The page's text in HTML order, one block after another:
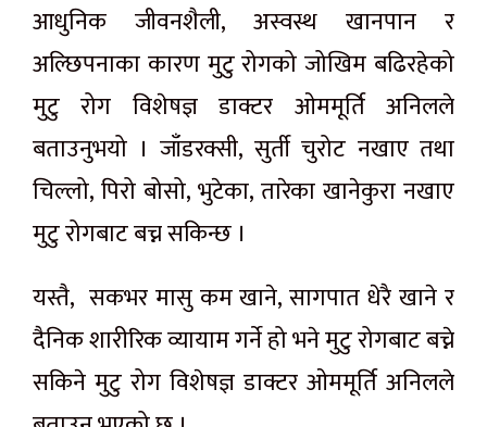
आधुनिक जीवनशैली, अस्वस्थ खानपान र
अल्छिपनाका कारण मुटु रोगको जोखिम बढिरहेको
मुटु रोग विशेषज्ञ डाक्टर ओममूर्ति अनिलले
बताउनुभयो । जाँडरक्सी, सुर्ती चुरोट नखाए तथा
चिल्लो, पिरो बोसो, भुटेका, तारेका खानेकुरा नखाए
मुटु रोगबाट बच्न सकिन्छ ।
यस्तै, सकभर मासु कम खाने, सागपात धेरै खाने र
दैनिक शारीरिक व्यायाम गर्ने हो भने मुटु रोगबाट बच्ने
सकिने मुटु रोग विशेषज्ञ डाक्टर ओममूर्ति अनिलले